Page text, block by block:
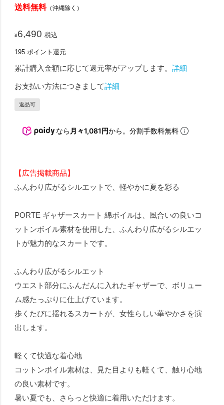
送料無料（沖縄除く）
¥6,490 税込
195 ポイント還元
累計購入金額に応じて還元率がアップします。詳細
お支払い方法につきまして詳細
返品可
なら 月々1,081円から。分割手数料無料
【広告掲載商品】
ふんわり広がるシルエットで、軽やかに夏を彩る
PORTE ギャザースカート 綿ボイルは、風合いの良いコ
ットンボイル素材を使用した、ふんわり広がるシルエッ
トが魅力的なスカートです。
ふんわり広がるシルエット
ウエスト部分にふんだんに入れたギャザーで、ボリュー
ム感たっぷりに仕上げています。
歩くたびに揺れるスカートが、女性らしい華やかさを演
出します。
軽くて快適な着心地
コットンボイル素材は、見た目よりも軽くて、触り心地
の良い素材です。
暑い夏でも、さらっと快適に着用いただけます。